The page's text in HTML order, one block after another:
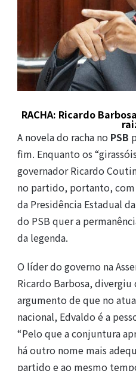
RACHA: Ricardo
A novela do racha no PSB
fim. Enquanto os
governador Ricardo
no partido, portanto, com
da Presidência Estadual
do PSB quer a
da legenda.
O líder do governo na
Ricardo Barbosa, divergiu
argumento de que no
nacional, Edvaldo é a
“Pelo que a conjuntura
há outro nome mais
partido e ao mesmo